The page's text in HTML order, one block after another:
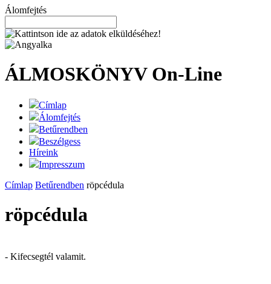
Álomfejtés
ÁLMOSKÖNYV On-Line
Címlap
Álomfejtés
Betűrendben
Beszélgess
Híreink
Impresszum
Címlap Betűrendben röpcédula
röpcédula
- Kifecsegtél valamit.